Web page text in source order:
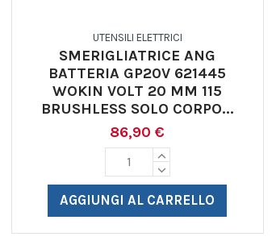
UTENSILI ELETTRICI
SMERIGLIATRICE ANG
BATTERIA GP20V 621445
WOKIN VOLT 20 MM 115
BRUSHLESS SOLO CORPO...
86,90 €
AGGIUNGI AL CARRELLO